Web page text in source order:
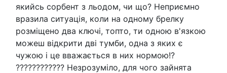
якийсь сорбент з льодом, чи що? Неприємно
вразила ситуація, коли на одному брелку
розміщено два ключі, топто, ти одною в'язкою
можеш відкрити дві тумби, одна з яких є
чужою і це вважається в них нормою!?
???????????? Незрозуміло, для чого зайнята